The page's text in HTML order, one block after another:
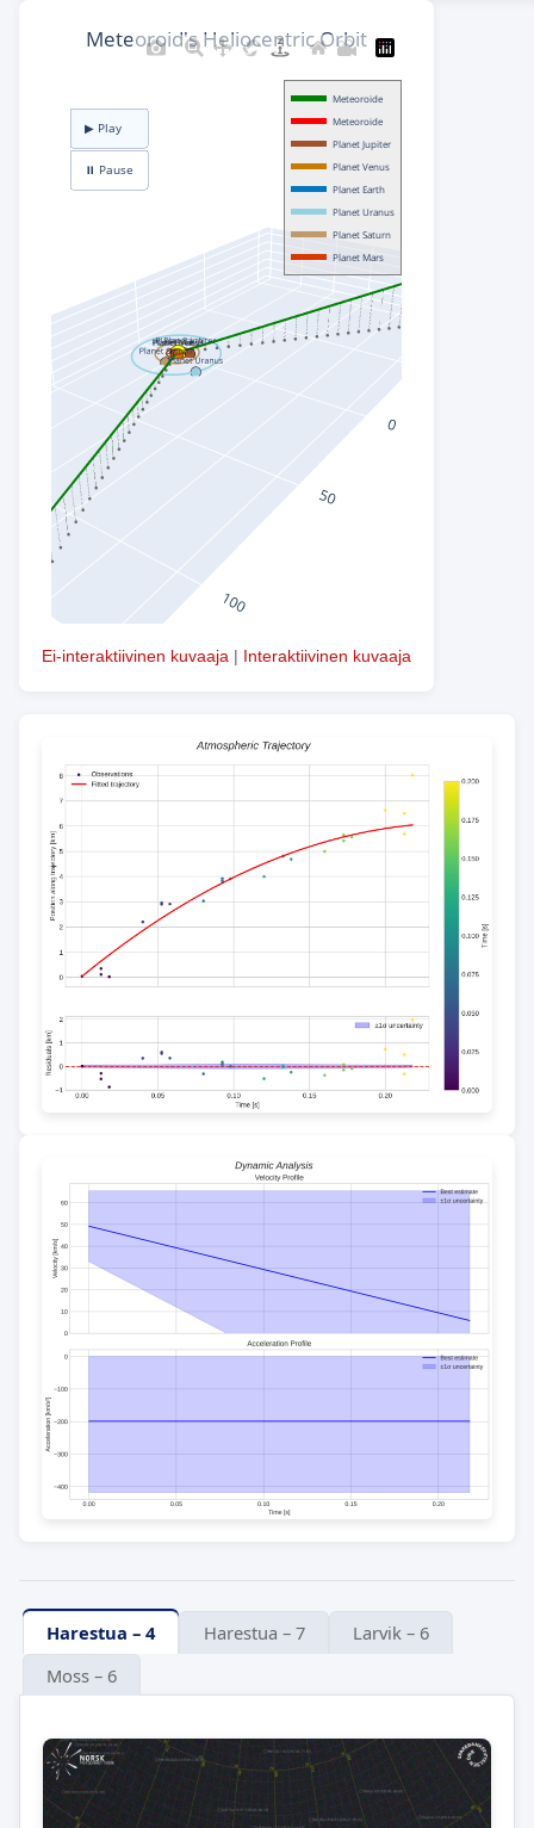
Ei-interaktiivinen kuvaaja | Interaktiivinen kuvaaja
Harestua – 4 Harestua – 7
Larvik – 6
Moss – 6